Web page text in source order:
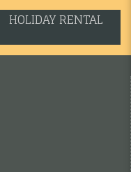
HOLIDAY RENTAL